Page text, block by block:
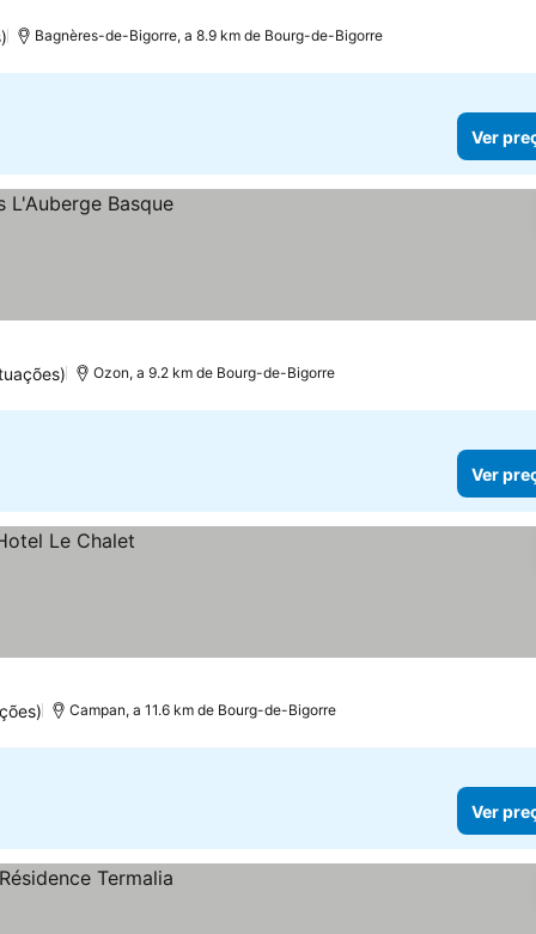
Bagnères-de-Bigorre, a 8.9 km de Bourg-de-Bigorre
Ver
Ozon, a 9.2 km de Bourg-de-Bigorre
Ver
Campan, a 11.6 km de Bourg-de-Bigorre
Ver